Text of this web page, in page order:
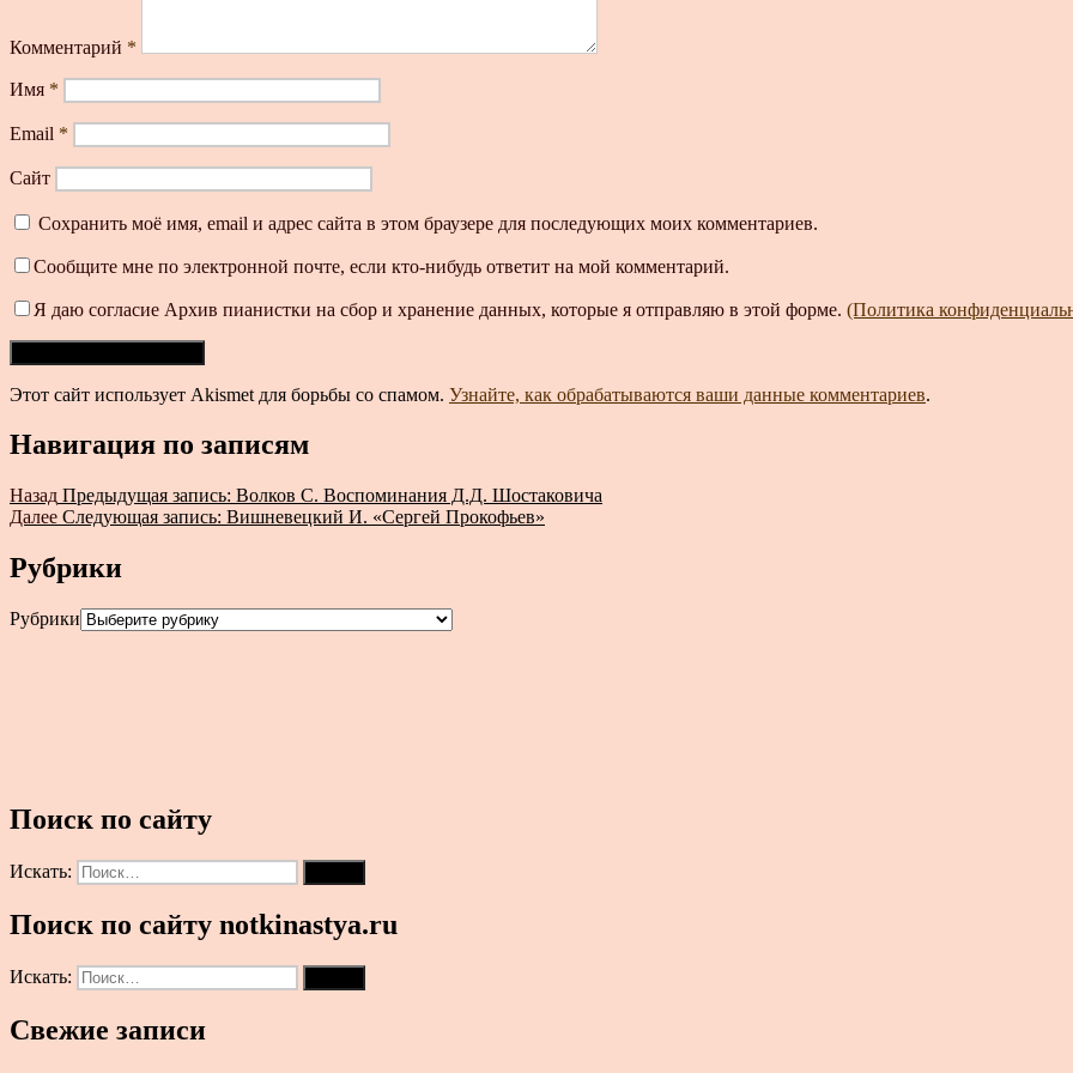
Комментарий *
Имя *
Email *
Сайт
Сохранить моё имя, email и адрес сайта в этом браузере для последующих моих комментариев.
Сообщите мне по электронной почте, если кто-нибудь ответит на мой комментарий.
Я даю согласие Архив пианистки на сбор и хранение данных, которые я отправляю в этой форме. (Политика
Этот сайт использует Akismet для борьбы со спамом. Узнайте, как обрабатываются ваши данные комментариев.
Навигация по записям
Назад Предыдущая запись: Волков С. Воспоминания Д.Д. Шостаковича
Далее Следующая запись: Вишневецкий И. «Сергей Прокофьев»
Рубрики
Рубрики
Поиск по сайту
Искать:
Поиск по сайту notkinastya.ru
Искать:
Свежие записи